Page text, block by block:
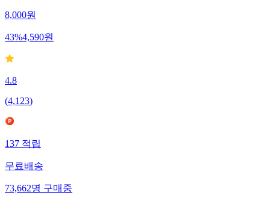
8,000원
43%4,590원
4.8
(4,123)
137 적립
무료배송
73,662명 구매중